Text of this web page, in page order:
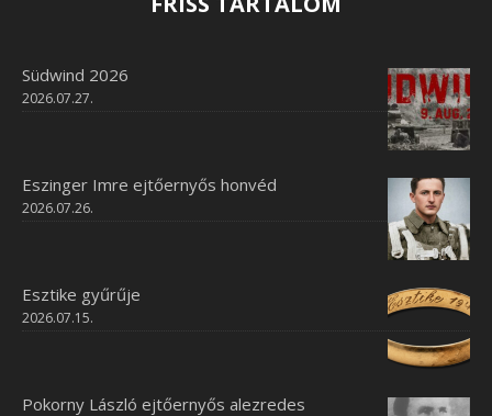
Südwind 2026
2026.07.27.
Eszinger Imre ejtőernyős honvéd
2026.07.26.
Esztike gyűrűje
2026.07.15.
Pokorny László ejtőernyős alezredes